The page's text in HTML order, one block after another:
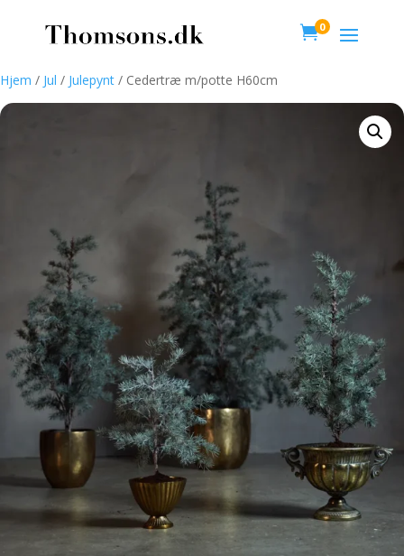
0
Hjem / Jul / Julepynt / Cedertræ m/potte H60cm